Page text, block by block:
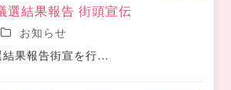
選結果報告 街頭宣伝
お知らせ
結果報告街宣を行…